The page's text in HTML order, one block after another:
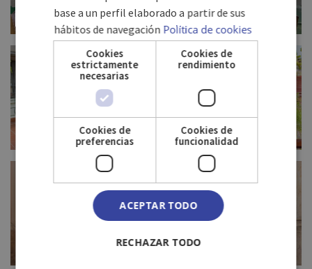
FULL SIZE
base a un perfil elaborado a partir de sus
hábitos de navegación Política de cookies
Cookies
estrictamente
necesarias
Cookies de
rendimiento
Cookies de
preferencias
Cookies de
funcionalidad
ACEPTAR TODO
RECHAZAR TODO